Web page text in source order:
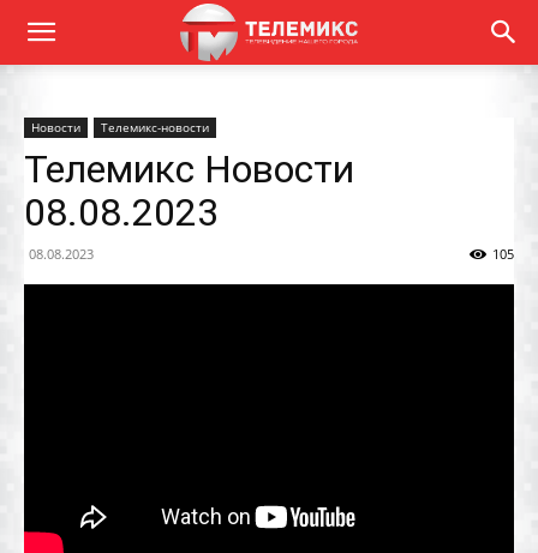
Новости Телемикс-новости
Телемикс Новости
08.08.2023
08.08.2023 105